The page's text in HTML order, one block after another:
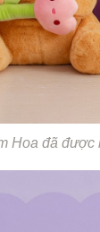
Hoa đã được